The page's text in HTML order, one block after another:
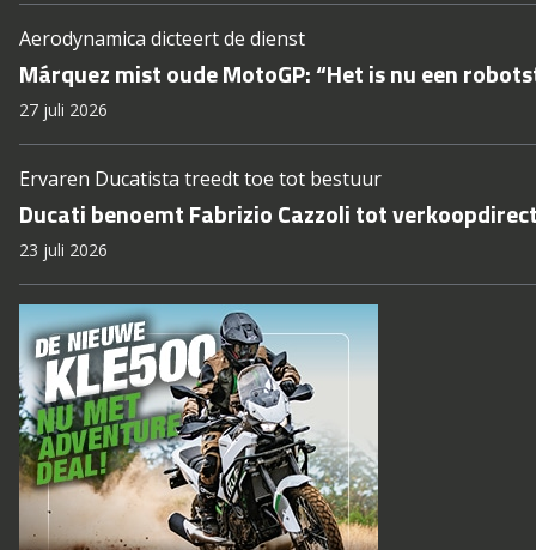
Aerodynamica dicteert de dienst
Márquez mist oude MotoGP: “Het is nu een
27 juli 2026
Ervaren Ducatista treedt toe tot bestuur
Ducati benoemt Fabrizio Cazzoli tot
23 juli 2026